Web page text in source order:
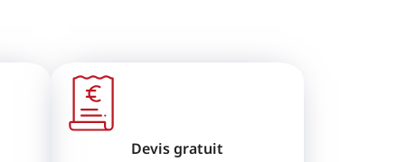
Devis gratuit